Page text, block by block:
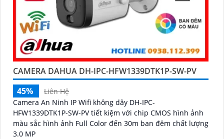
CAMERA DAHUA DH-IPC-HFW1339DTK1P-SW-PV
45%
Liên Hệ
Camera An Ninh IP Wifi không dây DH-IPC-
HFW1339DTK1P-SW-PV tiết kiệm với chip CMOS hình ảnh
màu sắc hình ảnh Full Color đến 30m ban đêm chất lượng
3.0 MP